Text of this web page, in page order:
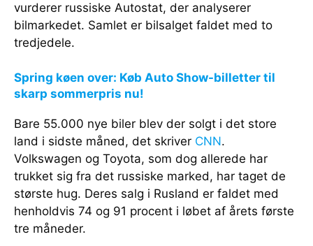
vurderer russiske Autostat, der analyserer
bilmarkedet. Samlet er bilsalget faldet med to
tredjedele.
Spring køen over: Køb Auto Show-billetter til
skarp sommerpris nu!
Bare 55.000 nye biler blev der solgt i det store
land i sidste måned, det skriver CNN.
Volkswagen og Toyota, som dog allerede har
trukket sig fra det russiske marked, har taget de
største hug. Deres salg i Rusland er faldet med
henholdvis 74 og 91 procent i løbet af årets første
tre måneder.